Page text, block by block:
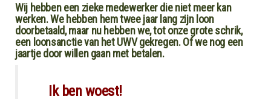
Wij hebben een zieke medewerker die niet meer kan
werken. We hebben hem twee jaar lang zijn loon
doorbetaald, maar nu hebben we, tot onze grote schrik,
een loonsanctie van het UWV gekregen. Of we nog een
jaartje door willen gaan met betalen.
Ik ben woest!